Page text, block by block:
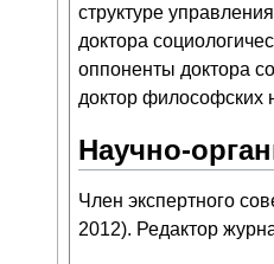
структуре
доктора
оппоненты доктора
доктор философских
Научно-
Член экспертного
2012). Редактор